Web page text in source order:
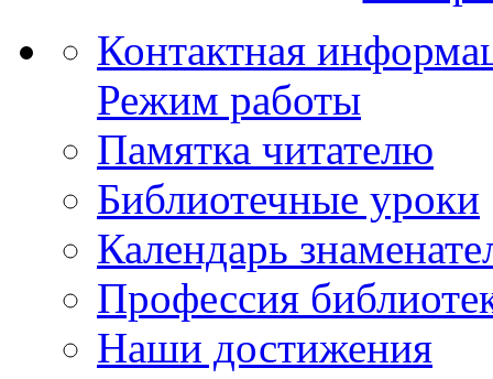
Контактная
Режим работы
Памятка читателю
Библиотечные уроки
Календарь
Профессия
Наши достижения